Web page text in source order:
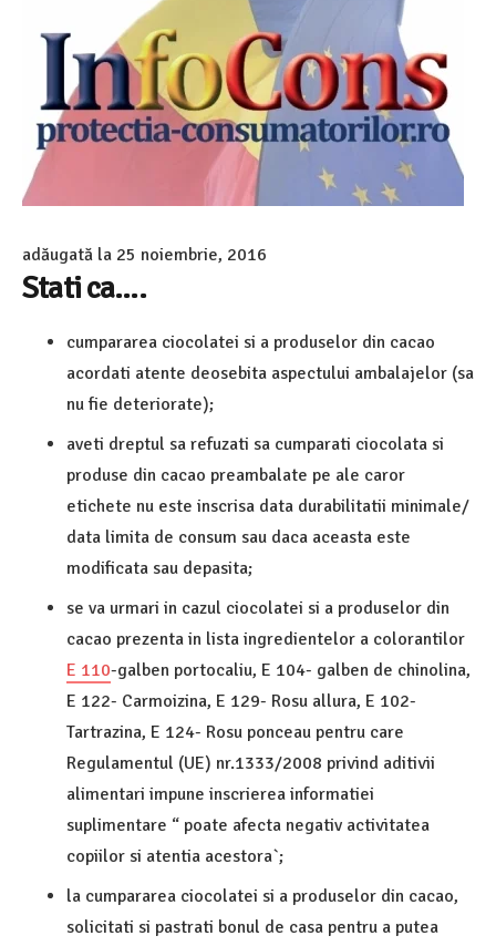
adăugată la 25 noiembrie, 2016
Stati ca….
cumpararea ciocolatei si a produselor din cacao
acordati atente deosebita aspectului ambalajelor (sa
nu fie deteriorate);
aveti dreptul sa refuzati sa cumparati ciocolata si
produse din cacao preambalate pe ale caror
etichete nu este inscrisa data durabilitatii minimale/
data limita de consum sau daca aceasta este
modificata sau depasita;
se va urmari in cazul ciocolatei si a produselor din
cacao prezenta in lista ingredientelor a colorantilor
E 110-galben portocaliu, E 104- galben de chinolina,
E 122- Carmoizina, E 129- Rosu allura, E 102-
Tartrazina, E 124- Rosu ponceau pentru care
Regulamentul (UE) nr.1333/2008 privind aditivii
alimentari impune inscrierea informatiei
suplimentare “ poate afecta negativ activitatea
copiilor si atentia acestora`;
la cumpararea ciocolatei si a produselor din cacao,
solicitati si pastrati bonul de casa pentru a putea